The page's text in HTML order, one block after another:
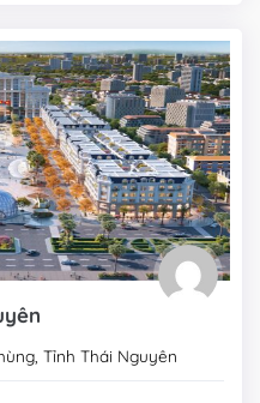
Tỉnh Thái Nguyên